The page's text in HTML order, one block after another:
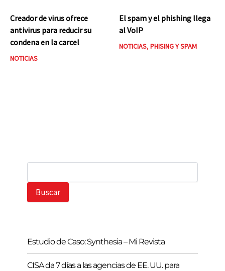
Creador de virus ofrece
antivirus para reducir su
condena en la carcel
NOTICIAS
El spam y el phishing llega
al VoIP
NOTICIAS, PHISING Y SPAM
B
s
Buscar
Estudio de Caso: Synthesia – Mi Revista
CISA da 7 días a las agencias de EE. UU. para